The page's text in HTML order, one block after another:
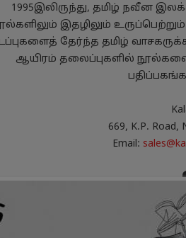
1995இலிருந்து, தமிழ் நவீன
இதழிலும்
தேர்ந்த தமிழ்
ஆயிரம் தலைப்புகளில்
669, K.P. Road,
Email:
பயன்பாட்டு